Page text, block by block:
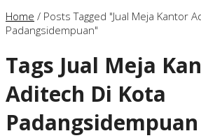
Home / Posts Tagged "Jual Meja Kantor
Padangsidempuan"
Tags Jual Meja
Aditech Di Kota
Padangsidempuan